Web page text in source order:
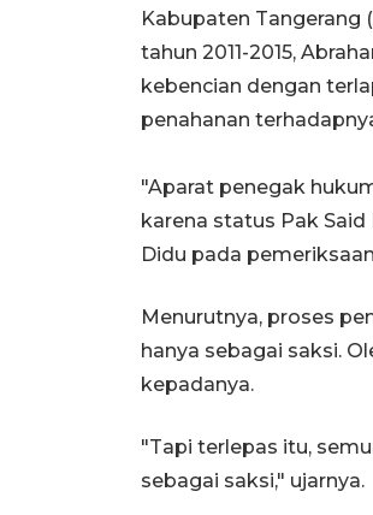
Kabupaten Tangerang
tahun 2011-2015,
kebencian dengan
penahanan
"Aparat penegak
karena status Pak
Didu pada
Menurutnya, proses
hanya sebagai saksi.
kepadanya.
"Tapi terlepas itu,
sebagai saksi," ujarnya.